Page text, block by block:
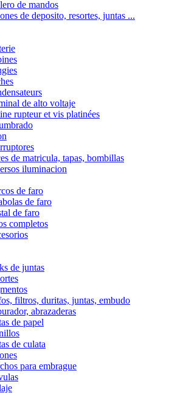
de mandos
de deposito, resortes, juntas ...
de alto voltaje
rupteur et vis platinées
de matricula, tapas, bombillas
iluminacion
de faro
de faro
de faro
completos
de juntas
filtros, duritas, juntas, embudo
abrazaderas
de papel
de culata
para embrague